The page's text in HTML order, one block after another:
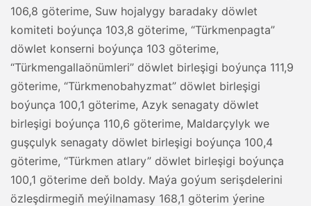
106,8 göterime, Suw hojalygy baradaky döwlet
komiteti boýunça 103,8 göterime, “Türkmenpagta”
döwlet konserni boýunça 103 göterime,
“Türkmengallaönümleri” döwlet birleşigi boýunça 111,9
göterime, “Türkmenobahyzmat” döwlet birleşigi
boýunça 100,1 göterime, Azyk senagaty döwlet
birleşigi boýunça 110,6 göterime, Maldarçylyk we
guşçulyk senagaty döwlet birleşigi boýunça 100,4
göterime, “Türkmen atlary” döwlet birleşigi boýunça
100,1 göterime deň boldy. Maýa goýum serişdelerini
özleşdirmegiň meýilnamasy 168,1 göterim ýerine